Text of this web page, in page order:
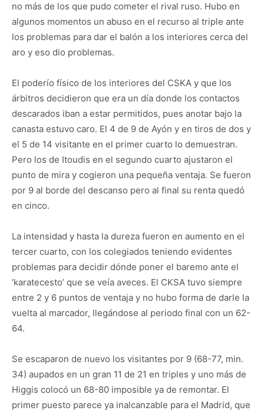
no más de los que pudo cometer el rival ruso. Hubo en
algunos momentos un abuso en el recurso al triple ante
los problemas para dar el balón a los interiores cerca del
aro y eso dio problemas.
El poderío físico de los interiores del CSKA y que los
árbitros decidieron que era un día donde los contactos
descarados iban a estar permitidos, pues anotar bajo la
canasta estuvo caro. El 4 de 9 de Ayón y en tiros de dos y
el 5 de 14 visitante en el primer cuarto lo demuestran.
Pero los de Itoudis en el segundo cuarto ajustaron el
punto de mira y cogieron una pequeña ventaja. Se fueron
por 9 al borde del descanso pero al final su renta quedó
en cinco.
La intensidad y hasta la dureza fueron en aumento en el
tercer cuarto, con los colegiados teniendo evidentes
problemas para decidir dónde poner el baremo ante el
‘karatecesto’ que se veía aveces. El CKSA tuvo siempre
entre 2 y 6 puntos de ventaja y no hubo forma de darle la
vuelta al marcador, llegándose al periodo final con un 62-
64.
Se escaparon de nuevo los visitantes por 9 (68-77, min.
34) aupados en un gran 11 de 21 en triples y uno más de
Higgis colocó un 68-80 imposible ya de remontar. El
primer puesto parece ya inalcanzable para el Madrid, que